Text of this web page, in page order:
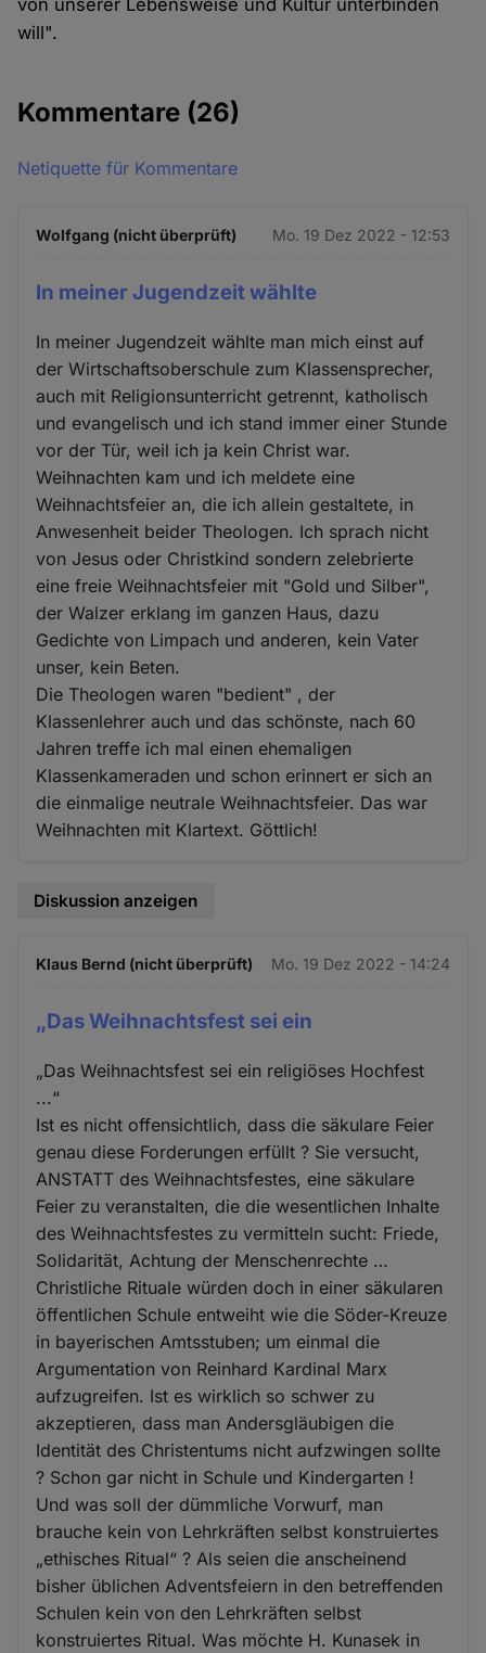
von unserer Lebensweise und Kultur unterbinden
will".
Kommentare (26)
Netiquette für Kommentare
Wolfgang (nicht überprüft) Mo. 19 Dez 2022 - 12:53
In meiner Jugendzeit wählte
In meiner Jugendzeit wählte man mich einst auf
der Wirtschaftsoberschule zum Klassensprecher,
auch mit Religionsunterricht getrennt, katholisch
und evangelisch und ich stand immer einer Stunde
vor der Tür, weil ich ja kein Christ war.
Weihnachten kam und ich meldete eine
Weihnachtsfeier an, die ich allein gestaltete, in
Anwesenheit beider Theologen. Ich sprach nicht
von Jesus oder Christkind sondern zelebrierte
eine freie Weihnachtsfeier mit "Gold und Silber",
der Walzer erklang im ganzen Haus, dazu
Gedichte von Limpach und anderen, kein Vater
unser, kein Beten.
Die Theologen waren "bedient" , der
Klassenlehrer auch und das schönste, nach 60
Jahren treffe ich mal einen ehemaligen
Klassenkameraden und schon erinnert er sich an
die einmalige neutrale Weihnachtsfeier. Das war
Weihnachten mit Klartext. Göttlich!
Diskussion anzeigen
Klaus Bernd (nicht überprüft) Mo. 19 Dez 2022 - 14:24
„Das Weihnachtsfest sei ein
„Das Weihnachtsfest sei ein religiöses Hochfest
...“
Ist es nicht offensichtlich, dass die säkulare Feier
genau diese Forderungen erfüllt ? Sie versucht,
ANSTATT des Weihnachtsfestes, eine säkulare
Feier zu veranstalten, die die wesentlichen Inhalte
des Weihnachtsfestes zu vermitteln sucht: Friede,
Solidarität, Achtung der Menschenrechte …
Christliche Rituale würden doch in einer säkularen
öffentlichen Schule entweiht wie die Söder-Kreuze
in bayerischen Amtsstuben; um einmal die
Argumentation von Reinhard Kardinal Marx
aufzugreifen. Ist es wirklich so schwer zu
akzeptieren, dass man Andersgläubigen die
Identität des Christentums nicht aufzwingen sollte
? Schon gar nicht in Schule und Kindergarten !
Und was soll der dümmliche Vorwurf, man
brauche kein von Lehrkräften selbst konstruiertes
„ethisches Ritual“ ? Als seien die anscheinend
bisher üblichen Adventsfeiern in den betreffenden
Schulen kein von den Lehrkräften selbst
konstruiertes Ritual. Was möchte H. Kunasek in